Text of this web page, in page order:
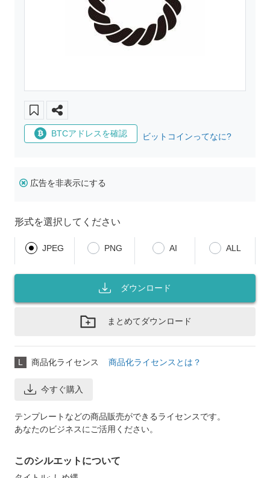
BTCアドレスを確認 ビットコインってなに?
広告を非表示にする
形式を選択してください
JPEG PNG AI ALL
ダウンロード
まとめてダウンロード
L 商品化ライセンス 商品化ライセンスとは？
今すぐ購入
テンプレートなどの商品販売ができるライセンスです。
あなたのビジネスにご活用ください。
このシルエットについて